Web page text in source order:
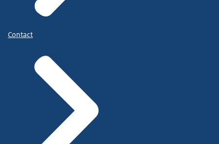
Contact